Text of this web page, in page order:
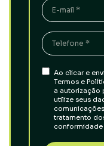
Ao clicar e
Termos e
a autorização
utilize seus
tratamento
conformidade